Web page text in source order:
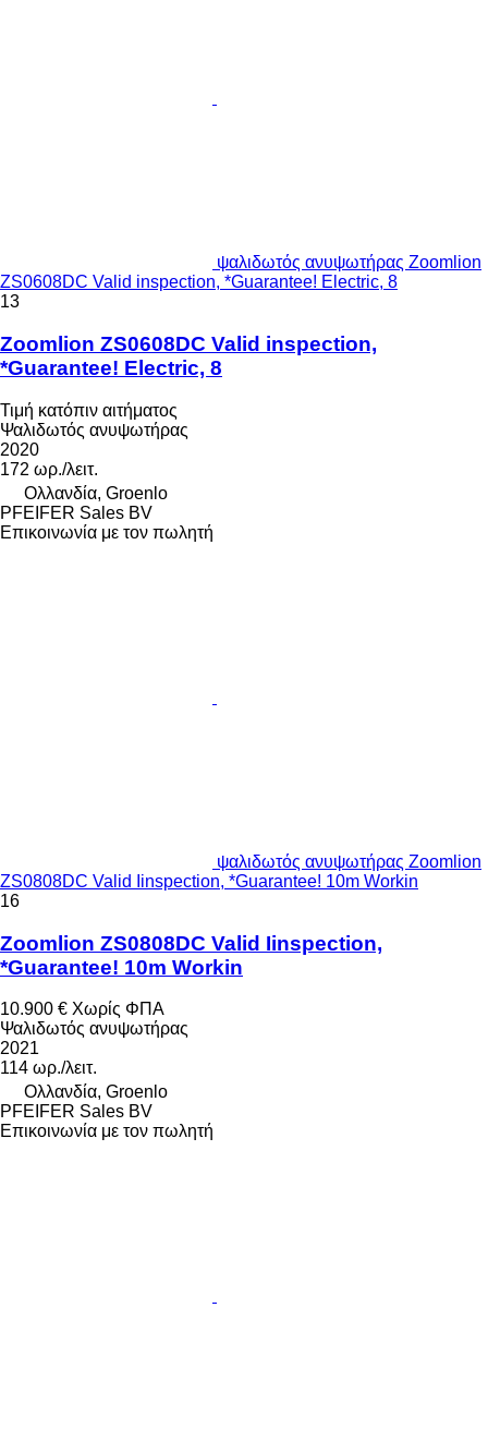
ψαλιδωτός ανυψωτήρας Zoomlion
ZS0608DC Valid inspection, *Guarantee! Electric, 8
13
Zoomlion ZS0608DC Valid inspection,
*Guarantee! Electric, 8
Τιμή κατόπιν αιτήματος
Ψαλιδωτός ανυψωτήρας
2020
172 ωρ./λειτ.
Ολλανδία, Groenlo
PFEIFER Sales BV
Επικοινωνία με τον πωλητή
ψαλιδωτός ανυψωτήρας Zoomlion
ZS0808DC Valid Iinspection, *Guarantee! 10m Workin
16
Zoomlion ZS0808DC Valid Iinspection,
*Guarantee! 10m Workin
10.900 € Χωρίς ΦΠΑ
Ψαλιδωτός ανυψωτήρας
2021
114 ωρ./λειτ.
Ολλανδία, Groenlo
PFEIFER Sales BV
Επικοινωνία με τον πωλητή